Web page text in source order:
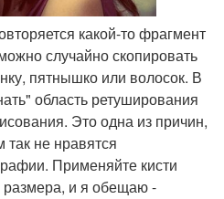
какой-то фрагмент
случайно скопировать
пятнышко или волосок. В
область ретуширования
Это одна из причин,
не нравятся
Применяйте кисти
размера, и я обещаю -